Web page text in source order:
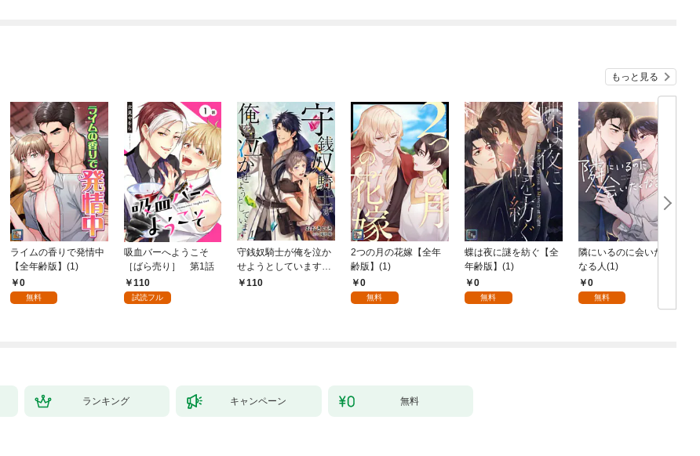
もっと見る
ライムの香りで発情中
【全年齢版】(1)
0
無料
吸血バーへようこそ
［ばら売り］ 第1話
110
試読フル
守銭奴騎士が俺を泣か
せようとしています
【単話】 1
110
2つの月の花嫁【全年
齢版】(1)
0
無料
蝶は夜に謎を紡ぐ【全
年齢版】(1)
0
無料
隣にいるのに会いたく
なる人(1)
0
無料
ランキング キャンペーン 無料